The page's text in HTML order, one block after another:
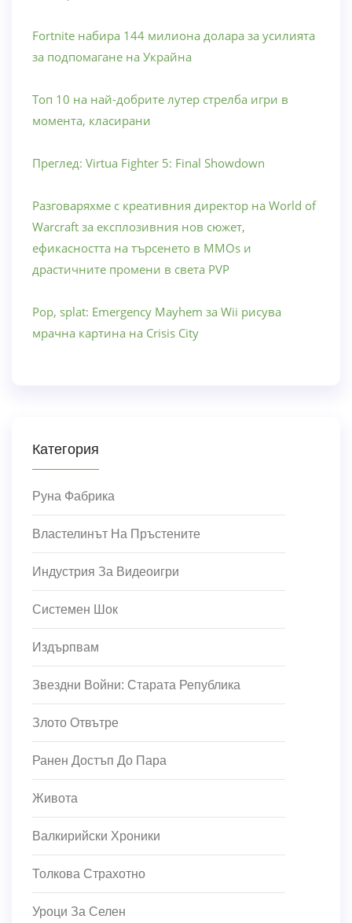
Fortnite набира 144 милиона долара за усилията
за подпомагане на Украйна
Топ 10 на най-добрите лутер стрелба игри в
момента, класирани
Преглед: Virtua Fighter 5: Final Showdown
Разговаряхме с креативния директор на World of
Warcraft за експлозивния нов сюжет,
ефикасността на търсенето в MMOs и
драстичните промени в света PVP
Pop, splat: Emergency Mayhem за Wii рисува
мрачна картина на Crisis City
Категория
Руна Фабрика
Властелинът На Пръстените
Индустрия За Видеоигри
Системен Шок
Издърпвам
Звездни Войни: Старата Република
Злото Отвътре
Ранен Достъп До Пара
Живота
Валкирийски Хроники
Толкова Страхотно
Уроци За Селен